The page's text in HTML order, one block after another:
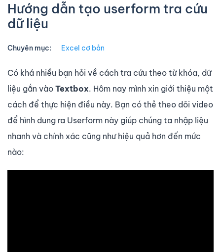
Hướng dẫn tạo userform tra cứu
dữ liệu
Chuyên mục: Excel cơ bản
Có khá nhiều bạn hỏi về cách tra cứu theo từ khóa, dữ
liệu gắn vào Textbox. Hôm nay mình xin giới thiệu một
cách để thực hiện điều này. Bạn có thẻ theo dõi video
để hình dung ra Userform này giúp chúng ta nhập liệu
nhanh và chính xác cũng như hiệu quả hơn đến mức
nào: